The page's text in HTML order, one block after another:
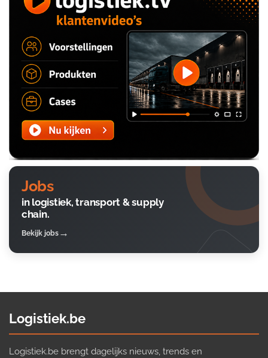
Jobs
in logistiek, transport & supply
chain.
Bekijk jobs
Logistiek.be
Logistiek.be brengt dagelijks nieuws, trends en